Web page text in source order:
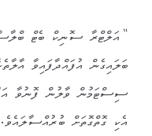
“އަލްޓްރާ ސޮނިކް ބެޓް
ބަލައިގެން އުފައްދާފައިވާ
ސިސްޓަމުން ވާލުން ފޮނުވާ
އެކި ގޮތްގޮތަށް